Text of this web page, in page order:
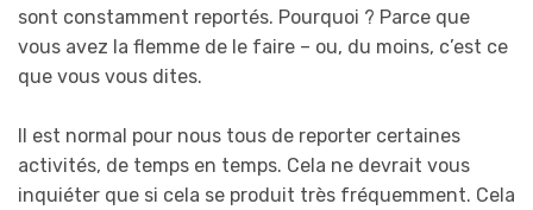
sont constamment reportés. Pourquoi ? Parce que
vous avez la flemme de le faire – ou, du moins, c’est ce
que vous vous dites.
Il est normal pour nous tous de reporter certaines
activités, de temps en temps. Cela ne devrait vous
inquiéter que si cela se produit très fréquemment. Cela